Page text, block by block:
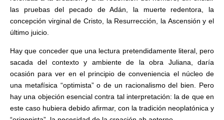
las pruebas del pecado de Adán, la muerte redentora, la
concepción virginal de Cristo, la Resurrección, la Ascensión y el
último juicio.
Hay que conceder que una lectura pretendidamente literal, pero
sacada del contexto y ambiente de la obra Juliana, daría
ocasión para ver en el principio de conveniencia el núcleo de
una metafísica “optimista” o de un racionalismo del bien. Pero
hay una objeción esencial contra tal interpretación: la de que en
este caso hubiera debido afirmar, con la tradición neoplatónica y